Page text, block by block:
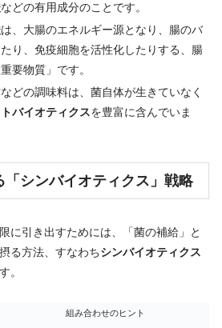
などの有用成分のことです。
は、大腸のエネルギー源となり、腸のバ
り、免疫細胞を活性化したりする、腸
要物質」です。
どの調味料は、菌自体が生きていなく
バイオティクスを豊富に含んでいま
「シンバイオティクス」戦略
に引き出すためには、「菌の補給」と
る方法、すなわちシンバイオティクス
。
組み合わせのヒント